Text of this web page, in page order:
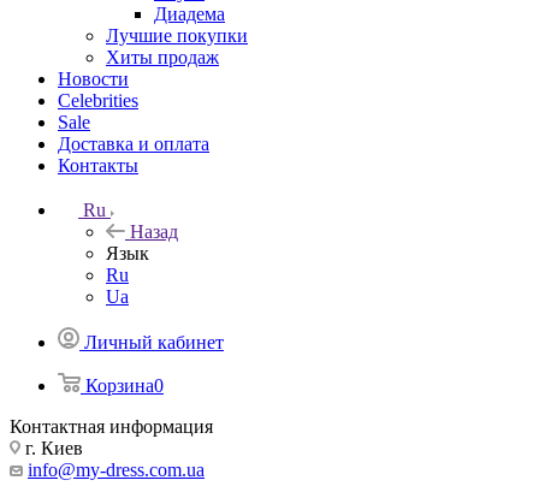
Диадема
Лучшие покупки
Хиты продаж
Новости
Celebrities
Sale
Доставка и оплата
Контакты
Ru
Назад
Язык
Ru
Ua
Личный кабинет
Корзина0
Контактная информация
г. Киев
info@my-dress.com.ua